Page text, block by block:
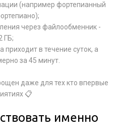
(например фортепианный
через файлообменник -
ГБ;
в течение суток, а
за 45 минут.
даже для тех кто впервые
📋
именно